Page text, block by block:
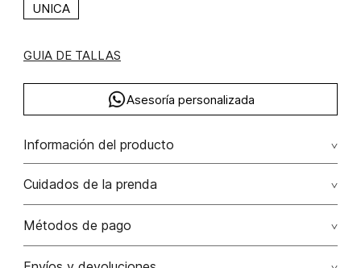
UNICA
GUIA DE TALLAS
Asesoría personalizada
Información del producto
Tarjeta gift card ecommerce $300 studiof
Cuidados de la prenda
Métodos de pago
Tarjetas de crédito: Visa, Dinners, Master Card y American